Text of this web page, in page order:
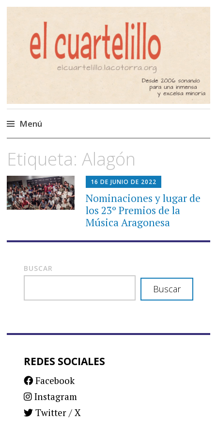
El Cuartelillo
Programa de radio de música
independiente. Podcast
Menú
al
contenido
Etiqueta: Alagón
16 DE JUNIO DE 2022
Nominaciones y lugar de
los 23º Premios de la
Música Aragonesa
BUSCAR
Buscar
REDES SOCIALES
Facebook
Instagram
Twitter / X